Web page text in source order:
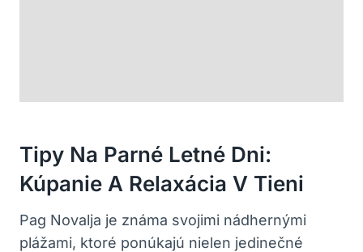
Tipy Na Parné Letné Dni:
Kúpanie A Relaxácia V Tieni
Pag Novalja je známa svojimi nádhernými
plážami, ktoré ponúkajú nielen jedinečné